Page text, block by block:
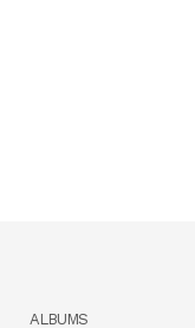
ALBUMS